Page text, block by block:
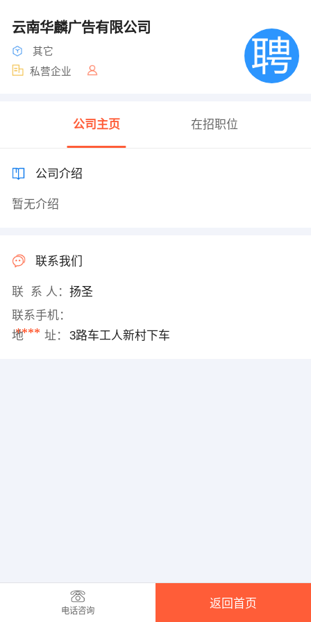
云南华麟广告有限公司
其它
私营企业
公司主页 在招职位
公司介绍
暂无介绍
联系我们
联 系 人： 扬圣
联系手机：
****
地 址： 3路车工人新村下车
电话咨询
返回首页